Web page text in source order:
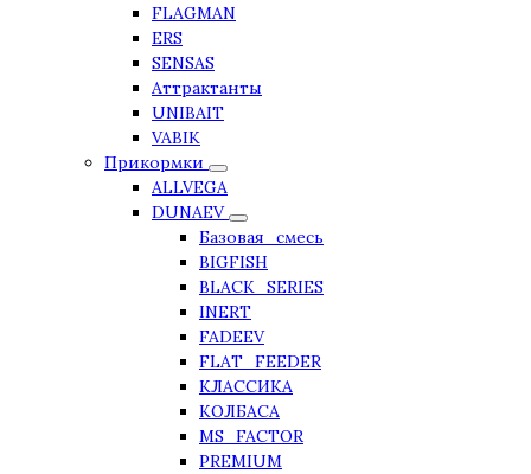
FLAGMAN
ERS
SENSAS
Аттрактанты
UNIBAIT
VABIK
Прикормки
ALLVEGA
DUNAEV
Базовая_смесь
BIGFISH
BLACK_SERIES
INERT
FADEEV
FLAT_FEEDER
КЛАССИКА
КОЛБАСА
MS_FACTOR
PREMIUM